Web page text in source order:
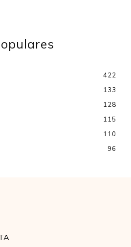
422
133
128
115
110
96